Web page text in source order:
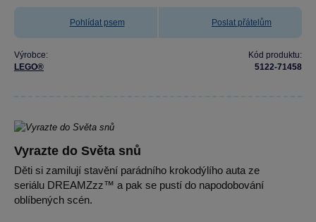
Pohlídat psem Poslat přátelům
Výrobce:
LEGO®
Kód produktu:
5122-71458
Vyrazte do Světa snů
Děti si zamilují stavění parádního krokodýlího auta ze
seriálu DREAMZzz™ a pak se pustí do napodobování
oblíbených scén.